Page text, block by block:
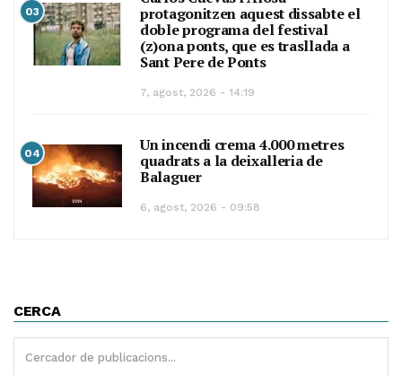
03
protagonitzen aquest dissabte el
doble programa del festival
(z)ona ponts, que es trasllada a
Sant Pere de Ponts
7, agost, 2026 - 14:19
04
Un incendi crema 4.000 metres
quadrats a la deixalleria de
Balaguer
6, agost, 2026 - 09:58
CERCA